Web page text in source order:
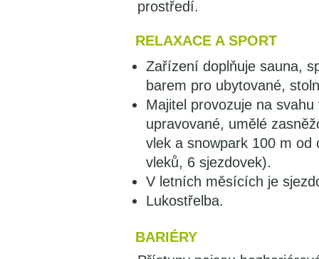
prostředí.
RELAXACE A SPORT
Zařízení doplňuje sauna,
barem pro ubytované,
Majitel provozuje na
upravované, umělé
vlek a snowpark 100 m od
vleků, 6 sjezdovek).
V letních měsících je
Lukostřelba.
BARIÉRY